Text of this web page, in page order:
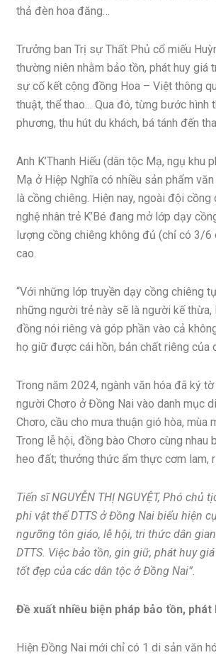
thả đèn hoa đăng…
Trưởng ban Trị sự Thất Phủ cổ miếu
thường niên nhằm bảo tồn, phát huy giá
sự cố kết cộng đồng Hoa – Việt thông
thuật, thể thao… Qua đó, từng bước
phương, thu hút du khách, bá tánh đến
Anh K’Thanh Hiếu (dân tộc Mạ, ngụ khu
Mạ ở Hiệp Nghĩa có nhiều sản phẩm
là cồng chiêng. Hiện nay, ngoài đội
nghệ nhân trẻ K’Bé đang mở lớp dạy
lượng cồng chiêng không đủ (chỉ có 3/6
cao.
“Với những lớp truyền dạy cồng chiêng
những người trẻ này sẽ là người kế
đồng nói riêng và góp phần vào cả
họ giữ được cái hồn, bản chất riêng của
Trong năm 2024, ngành văn hóa đã ký
người Chơro ở Đồng Nai vào danh mục
Chơro, cầu cho mưa thuận gió hòa, mùa
Trong lễ hội, đồng bào Chơro cùng
heo đất; thưởng thức ẩm thực cơm lam,
Tiến sĩ NGUYỄN THỊ NGUYỆT, Phó
phi vật thể DTTS ở Đồng Nai biểu hiện
ngưỡng tôn giáo, lễ hội, tri thức dân
DTTS. Việc bảo tồn, gìn giữ, phát huy
tốt đẹp của các dân tộc ở Đồng Nai”.
Đề xuất nhiều biện pháp bảo tồn, phát
Hiện Đồng Nai mới chỉ có 1 di sản văn